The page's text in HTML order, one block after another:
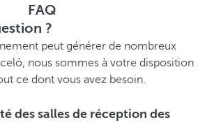
FAQ
?
peut générer de nombreux
nous sommes à votre disposition
ce dont vous avez besoin.
des salles de réception des